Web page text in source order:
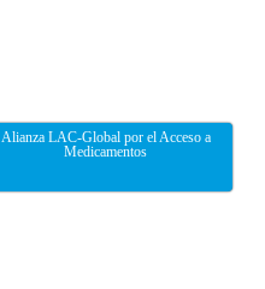
Alianza LAC-Global por el Acceso a
Medicamentos